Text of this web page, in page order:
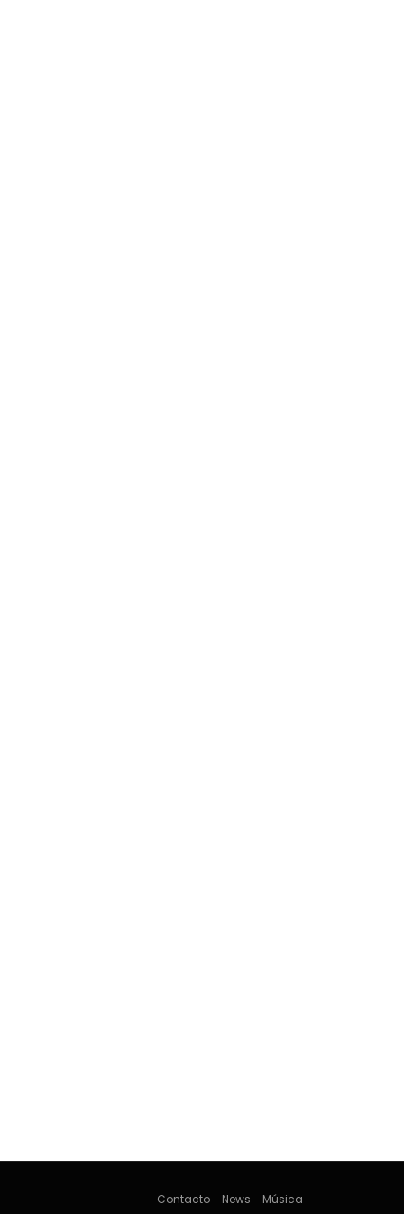
Contacto News Música